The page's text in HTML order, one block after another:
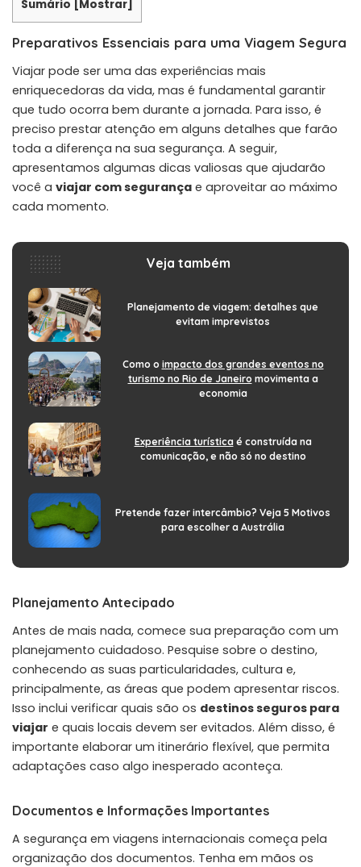
Sumário [Mostrar]
Preparativos Essenciais para uma Viagem Segura
Viajar pode ser uma das experiências mais
enriquecedoras da vida, mas é fundamental garantir
que tudo ocorra bem durante a jornada. Para isso, é
preciso prestar atenção em alguns detalhes que farão
toda a diferença na sua segurança. A seguir,
apresentamos algumas dicas valiosas que ajudarão
você a viajar com segurança e aproveitar ao máximo
cada momento.
Veja também
Planejamento de viagem: detalhes que
evitam imprevistos
Como o impacto dos grandes eventos no
turismo no Rio de Janeiro movimenta a
economia
Experiência turísticaé construída na
comunicação, e não só no destino
Pretende fazer intercâmbio? Veja 5 Motivos
para escolher a Austrália
Planejamento Antecipado
Antes de mais nada, comece sua preparação com um
planejamento cuidadoso. Pesquise sobre o destino,
conhecendo as suas particularidades, cultura e,
principalmente, as áreas que podem apresentar riscos.
Isso inclui verificar quais são os destinos seguros para
viajar e quais locais devem ser evitados. Além disso, é
importante elaborar um itinerário flexível, que permita
adaptações caso algo inesperado aconteça.
Documentos e Informações Importantes
A segurança em viagens internacionais começa pela
organização dos documentos. Tenha em mãos os